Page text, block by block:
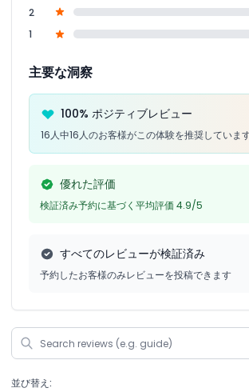
2
1
主要な洞察
100% ポジティブレビュー
16人中16人のお客様がこの体験を推奨していま
優れた評価
検証済み予約に基づく平均評価 4.9/5
すべてのレビューが検証済み
予約したお客様のみレビューを投稿できます
並び替え: